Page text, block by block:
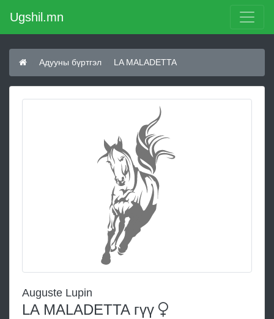
Ugshil.mn
Адууны бүртгэл LA MALADETTA
Auguste Lupin
LA MALADETTA гүү